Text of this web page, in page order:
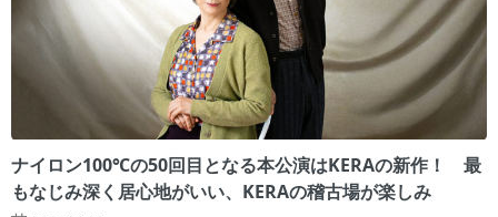
ナイロン100℃の50回目となる本公演はKERAの新作！ 最
もなじみ深く居心地がいい、KERAの稽古場が楽しみ